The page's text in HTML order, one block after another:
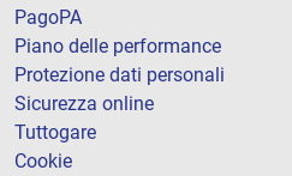
PagoPA
Piano delle performance
Protezione dati personali
Sicurezza online
Tuttogare
Cookie